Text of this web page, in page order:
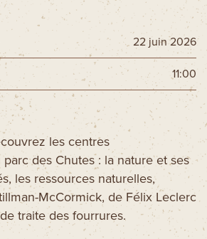
22 juin 2026
11:00
les centres
des Chutes : la nature et ses
les ressources naturelles,
McCormick, de Félix Leclerc
traite des fourrures.